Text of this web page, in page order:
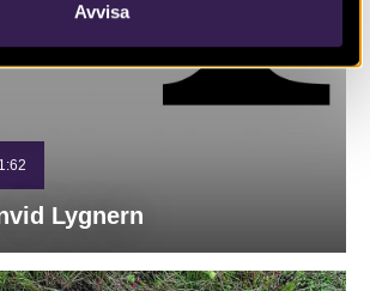
Avvisa
Lygnern